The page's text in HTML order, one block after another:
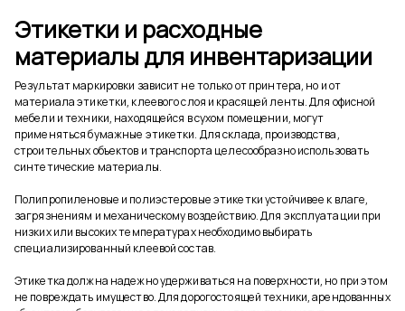
Этикетки и расходные
материалы для инвентаризации
Результат маркировки зависит не только от принтера, но и от
материала этикетки, клеевого слоя и красящей ленты. Для офисной
мебели и техники, находящейся в сухом помещении, могут
применяться бумажные этикетки. Для склада, производства,
строительных объектов и транспорта целесообразно использовать
синтетические материалы.
Полипропиленовые и полиэстеровые этикетки устойчивее к влаге,
загрязнениям и механическому воздействию. Для эксплуатации при
низких или высоких температурах необходимо выбирать
специализированный клеевой состав.
Этикетка должна надежно удерживаться на поверхности, но при этом
не повреждать имущество. Для дорогостоящей техники, арендованных